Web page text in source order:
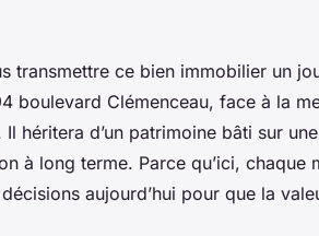
louer un
transmettre ce bien immobilier un
boulevard Clémenceau, face à la
Il héritera d’un patrimoine bâti sur
à long terme. Parce qu’ici,
aujourd’hui pour que la